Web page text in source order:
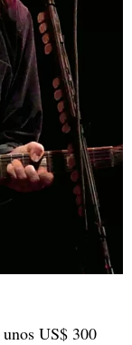
US$ 300